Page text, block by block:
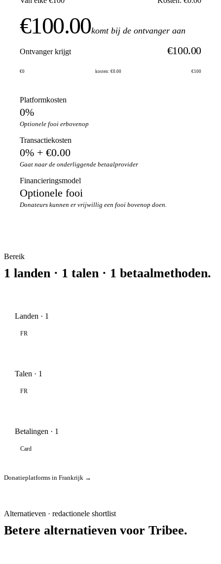
€100.00komt bij de ontvanger aan
Ontvanger krijgt €100.00
€0 kosten: €0.00 €100
Platformkosten
0%
Optionele fooi erbovenop
Transactiekosten
0% + €0.00
Gaat naar de onderliggende betaalprovider
Financieringsmodel
Optionele fooi
Donateurs kunnen er vrijwillig een fooi bovenop doen.
Bereik
1 landen · 1 talen · 1 betaalmethoden.
Landen · 1
FR
Talen · 1
FR
Betalingen · 1
Card
Donatieplatforms in Frankrijk →
Alternatieven · redactionele shortlist
Betere alternatieven voor Tribee.